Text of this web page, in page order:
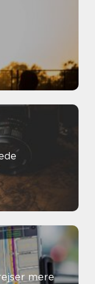
mere